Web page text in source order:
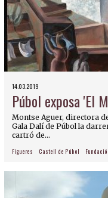
14.03.2019
Púbol exposa 'El
Montse Aguer, directora
Gala Dalí de Púbol la
cartró de...
Figueres Castell de Púbol